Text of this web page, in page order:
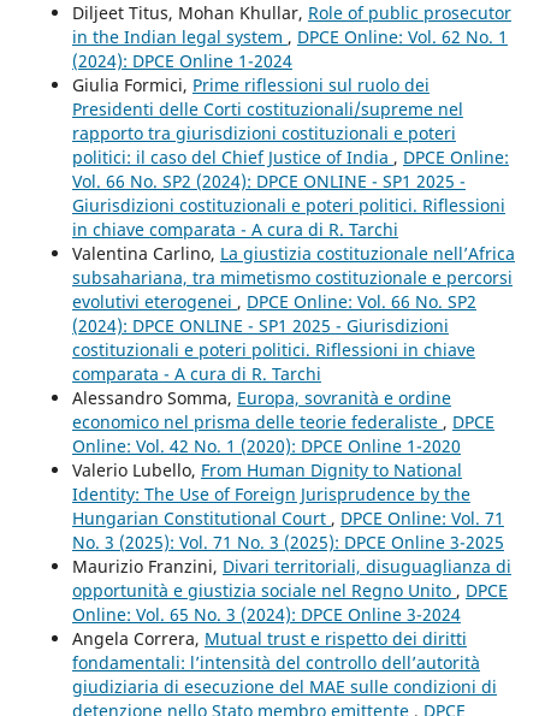
Diljeet Titus, Mohan Khullar, Role of public prosecutor
in the Indian legal system , DPCE Online: Vol. 62 No. 1
(2024): DPCE Online 1-2024
Giulia Formici, Prime riflessioni sul ruolo dei
Presidenti delle Corti costituzionali/supreme nel
rapporto tra giurisdizioni costituzionali e poteri
politici: il caso del Chief Justice of India , DPCE Online:
Vol. 66 No. SP2 (2024): DPCE ONLINE - SP1 2025 -
Giurisdizioni costituzionali e poteri politici. Riflessioni
in chiave comparata - A cura di R. Tarchi
Valentina Carlino, La giustizia costituzionale nell’Africa
subsahariana, tra mimetismo costituzionale e percorsi
evolutivi eterogenei , DPCE Online: Vol. 66 No. SP2
(2024): DPCE ONLINE - SP1 2025 - Giurisdizioni
costituzionali e poteri politici. Riflessioni in chiave
comparata - A cura di R. Tarchi
Alessandro Somma, Europa, sovranità e ordine
economico nel prisma delle teorie federaliste , DPCE
Online: Vol. 42 No. 1 (2020): DPCE Online 1-2020
Valerio Lubello, From Human Dignity to National
Identity: The Use of Foreign Jurisprudence by the
Hungarian Constitutional Court , DPCE Online: Vol. 71
No. 3 (2025): Vol. 71 No. 3 (2025): DPCE Online 3-2025
Maurizio Franzini, Divari territoriali, disuguaglianza di
opportunità e giustizia sociale nel Regno Unito , DPCE
Online: Vol. 65 No. 3 (2024): DPCE Online 3-2024
Angela Correra, Mutual trust e rispetto dei diritti
fondamentali: l’intensità del controllo dell’autorità
giudiziaria di esecuzione del MAE sulle condizioni di
detenzione nello Stato membro emittente , DPCE